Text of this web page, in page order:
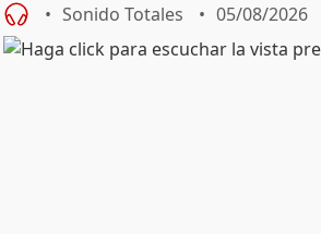
Sonido Totales 05/08/2026